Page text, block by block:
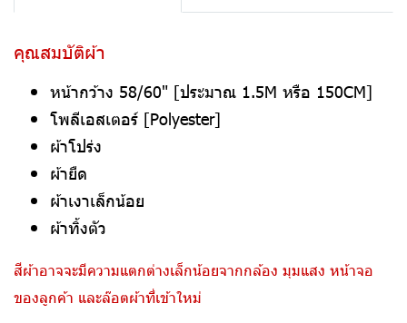
คุณสมบัติผ้า
หน้ากว้าง 58/60" [ประมาณ 1.5M หรือ 150CM]
โพลีเอสเตอร์ [Polyester]
ผ้าโปร่ง
ผ้ายืด
ผ้าเงาเล็กน้อย
ผ้าทิ้งตัว
สีผ้าอาจจะมีความแตกต่างเล็กน้อยจากกล้อง มุมแสง หน้าจอ
ของลูกค้า และล๊อตผ้าที่เข้าใหม่